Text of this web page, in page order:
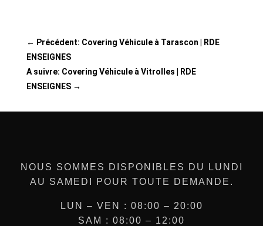
← Précédent: Covering Véhicule à Tarascon | RDE
ENSEIGNES
A suivre: Covering Véhicule à Vitrolles | RDE
ENSEIGNES→
NOUS SOMMES DISPONIBLES DU LUNDI
AU SAMEDI POUR TOUTE DEMANDE.
LUN – VEN : 08:00 – 20:00
SAM : 08:00 – 12:00